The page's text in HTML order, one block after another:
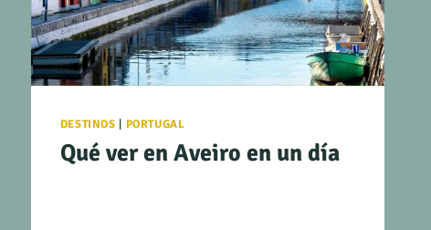
DESTINOS | PORTUGAL
Qué ver en Aveiro en un día